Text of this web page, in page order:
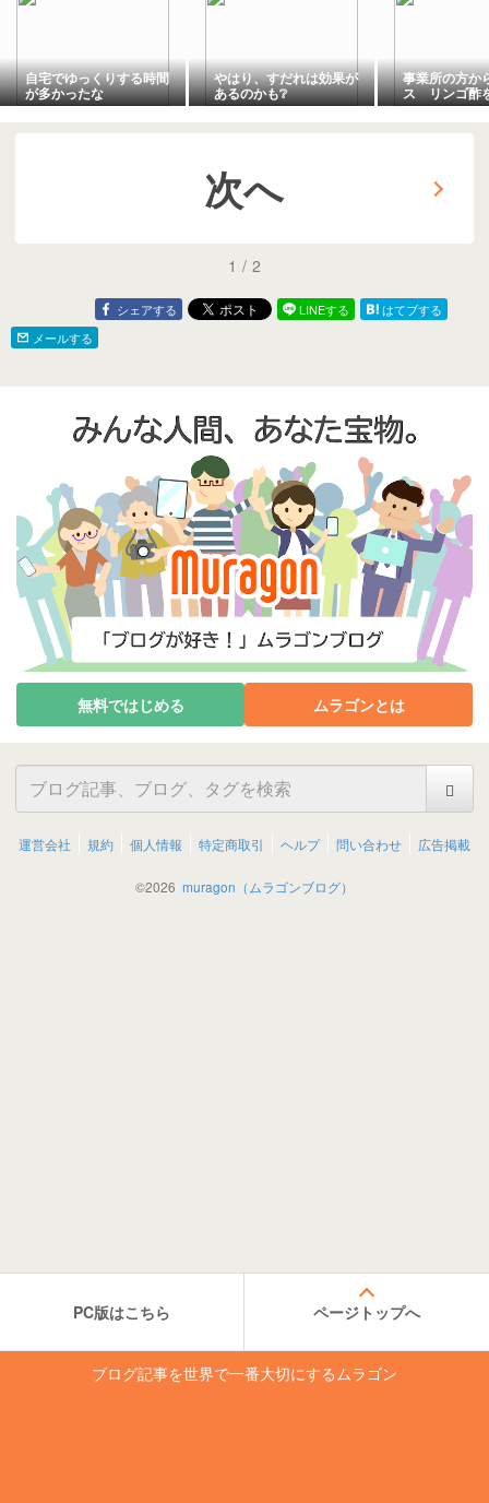
自宅でゆっくりする時間
が多かったな
やはり、すだれは効果が
あるのかも❔
事業所の方か
ス リンゴ酢を
次へ
1 / 2
シェアする LINEする
はてブする
メールする
無料ではじめる ムラゴンとは
運営会社 規約 個人情報 特定商取引 ヘルプ 問い合わせ 広告掲載
©2026 muragon（ムラゴンブログ）
PC版はこちら ページトップへ
ブログ記事を世界で一番大切にするムラゴン